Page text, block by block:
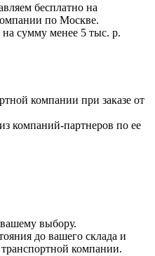
бесплатно на
по Москве.
на сумму менее 5 тыс. р.
компании при заказе от
компаний-партнеров по ее
выбору.
до вашего склада и
компании.